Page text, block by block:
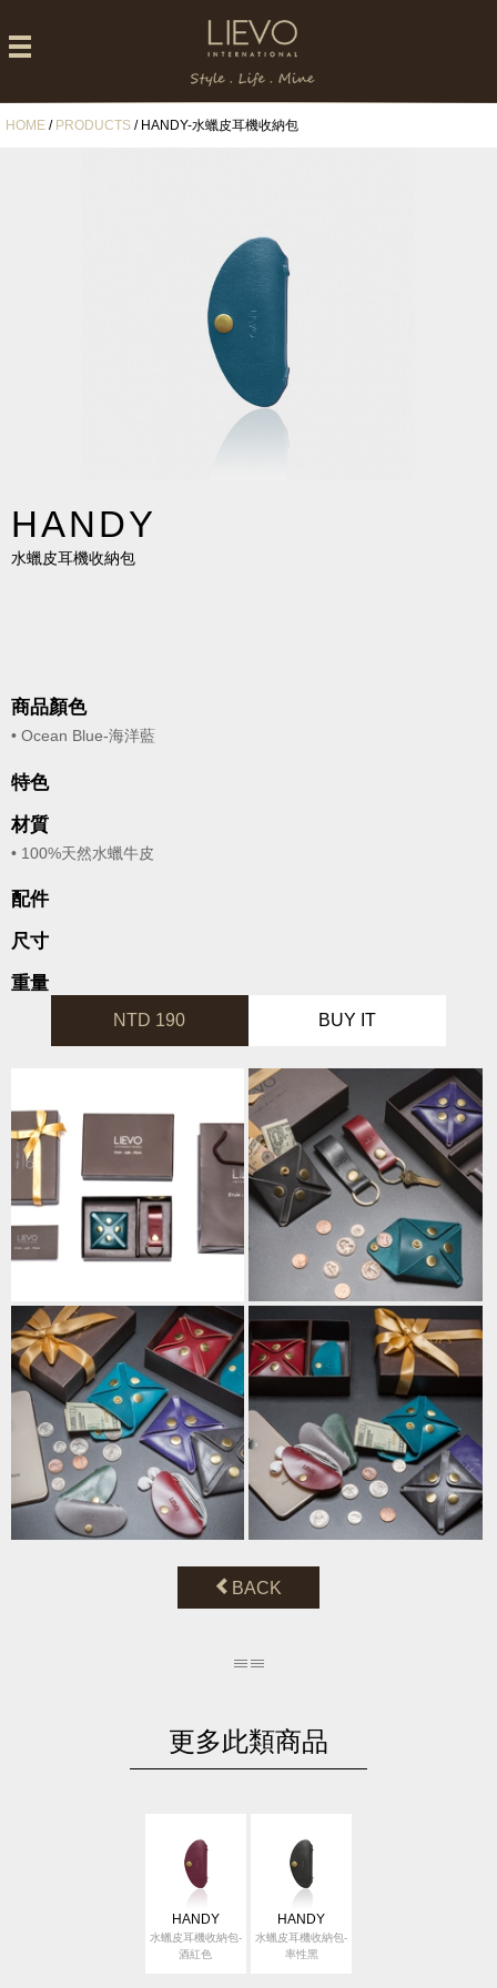
HOME / PRODUCTS / HANDY-水蠟皮耳機收納包
HANDY
水蠟皮耳機收納包
商品顏色
• Ocean Blue-海洋藍
特色
材質
• 100%天然水蠟牛皮
配件
尺寸
重量
NTD 190 BUY IT
BACK
更多此類商品
HANDY
水蠟皮耳機收納包-
酒紅色
HANDY
水蠟皮耳機收納包-
率性黑